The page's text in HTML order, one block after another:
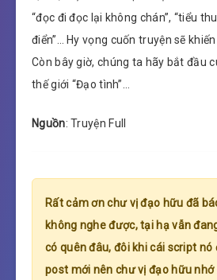
“đọc đi đọc lại không chán”, “tiểu
điển”… Hy vọng cuốn truyện sẽ
Còn bây giờ, chúng ta hãy bắt đầu
thế giới “Đạo tình”…
Nguồn: Truyện Full
Rất cảm ơn chư vị đạo hữu đã
không nghe được, tại hạ vẫn
có quên đâu, đôi khi cái script
post mới nên chư vị đạo hữu nhớ